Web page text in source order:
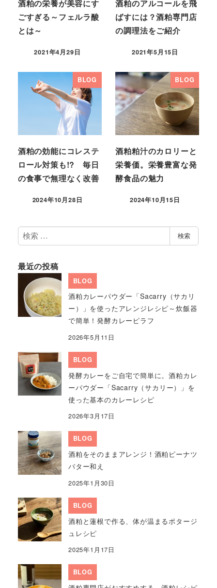
酒粕の栄養が美容にす
ごすぎる～フェルラ酸
とは～
2021年4月29日
酒粕のアルコールを飛
ばすには？酒粕専門店
の調理法をご紹介
2021年5月15日
BLOG
酒粕の効能にコレステ
ロール対策も!? 毎日
の食事で無理なく改善
2024年10月28日
BLOG
酒粕粕汁のカロリーと
栄養価。栄養豊富な発
酵食品の魅力
2024年10月15日
検
索
検索
最近の投稿
BLOG
酒粕カレーパウダー「Sacarry（サカリ
ー）」を使ったアレンジレシピ～炊飯器
で簡単！発酵カレーピラフ
2026年5月11日
BLOG
発酵カレーをご自宅で簡単に。酒粕カレ
ーパウダー「Sacarry（サカリー）」を
使った基本のカレーレシピ
2026年3月17日
BLOG
酒粕をそのままアレンジ！酒粕ピーナツ
バター和え
2025年1月30日
BLOG
酒粕と蓮根で作る、体が温まるポタージ
ュレシピ
2025年1月17日
BLOG